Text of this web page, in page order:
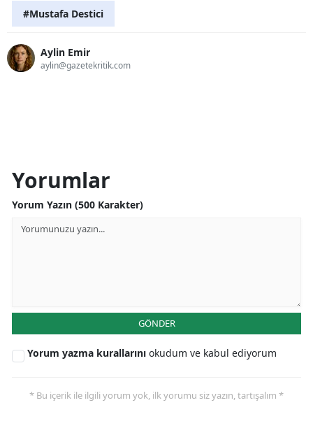
#Mustafa Destici
Aylin Emir
aylin@gazetekritik.com
Yorumlar
Yorum Yazın (500 Karakter)
GÖNDER
Yorum yazma kurallarını okudum ve kabul ediyorum
* Bu içerik ile ilgili yorum yok, ilk yorumu siz yazın, tartışalım *